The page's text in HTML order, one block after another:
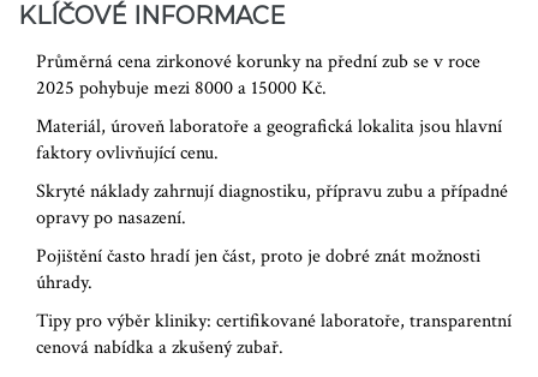
KLÍČOVÉ INFORMACE
Průměrná cena zirkonové korunky na přední zub se v roce
2025 pohybuje mezi 8000 a 15000 Kč.
Materiál, úroveň laboratoře a geografická lokalita jsou hlavní
faktory ovlivňující cenu.
Skryté náklady zahrnují diagnostiku, přípravu zubu a případné
opravy po nasazení.
Pojištění často hradí jen část, proto je dobré znát možnosti
úhrady.
Tipy pro výběr kliniky: certifikované laboratoře, transparentní
cenová nabídka a zkušený zubař.